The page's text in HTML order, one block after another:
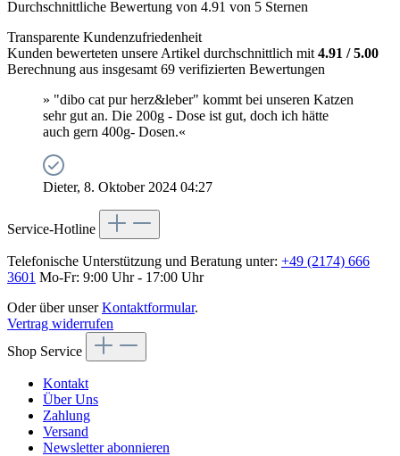
Durchschnittliche Bewertung von 4.91 von 5 Sternen
Transparente Kundenzufriedenheit
Kunden bewerteten unsere Artikel durchschnittlich mit 4.91 / 5.00
Berechnung aus insgesamt 69 verifizierten Bewertungen
» "dibo cat pur herz&leber" kommt bei unseren Katzen
sehr gut an. Die 200g - Dose ist gut, doch ich hätte
auch gern 400g- Dosen.«
Dieter, 8. Oktober 2024 04:27
Service-Hotline
Telefonische Unterstützung und Beratung unter: +49 (2174) 666
3601 Mo-Fr: 9:00 Uhr - 17:00 Uhr
Oder über unserKontaktformular.
Vertrag widerrufen
Shop Service
Kontakt
Über Uns
Zahlung
Versand
Newsletter abonnieren